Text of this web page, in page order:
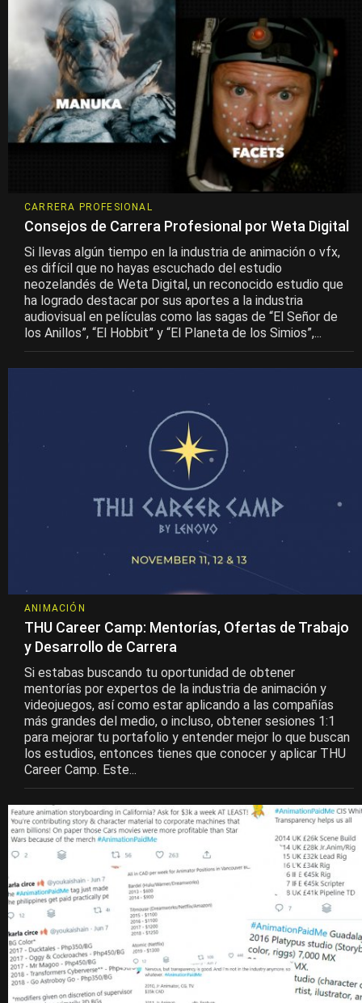
CARRERA PROFESIONAL
Consejos de Carrera Profesional por Weta Digital
Si llevas algún tiempo en la industria de animación o vfx,
es difícil que no hayas escuchado del estudio
neozelandés de Weta Digital, un reconocido estudio que
ha logrado destacar por sus aportes a la industria
audiovisual en películas como las sagas de “El Señor de
los Anillos”, “El Hobbit” y “El Planeta de los Simios”,...
ANIMACIÓN
THU Career Camp: Mentorías, Ofertas de Trabajo
y Desarrollo de Carrera
Si estabas buscando tu oportunidad de obtener
mentorías por expertos de la industria de animación y
videojuegos, así como estar aplicando a las compañías
más grandes del medio, o incluso, obtener sesiones 1:1
para mejorar tu portafolio y entender mejor lo que buscan
los estudios, entonces tienes que conocer y aplicar THU
Career Camp. Este...